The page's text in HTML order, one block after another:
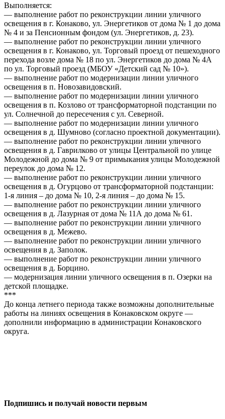
Выполняется:
— выполнение работ по реконструкции линии уличного
освещения в г. Конаково, ул. Энергетиков от дома № 1 до дома
№ 4 и за Пенсионным фондом (ул. Энергетиков, д. 23).
— выполнение работ по реконструкции линии уличного
освещения в г. Конаково, ул. Торговый проезд от пешеходного
перехода возле дома № 18 по ул. Энергетиков до дома № 4А
по ул. Торговый проезд (МБОУ «Детский сад № 10»).
— выполнение работ по модернизации линии уличного
освещения в п. Новозавидовский.
— выполнение работ по модернизации линии уличного
освещения в п. Козлово от трансформаторной подстанции по
ул. Солнечной до пересечения с ул. Северной.
— выполнение работ по модернизации линии уличного
освещения в д. Шумново (согласно проектной документации).
— выполнение работ по реконструкции линии уличного
освещения в д. Гаврилково от улицы Центральной по улице
Молодежной до дома № 9 от примыкания улицы Молодежной
переулок до дома № 12.
— выполнение работ по реконструкции линии уличного
освещения в д. Огурцово от трансформаторной подстанции:
1-я линия – до дома № 10, 2-я линия – до дома № 15.
— выполнение работ по реконструкции линии уличного
освещения в д. Лазурная от дома № 11А до дома № 61.
— выполнение работ по реконструкции линии уличного
освещения в д. Межево.
— выполнение работ по реконструкции линии уличного
освещения в д. Заполок.
— выполнение работ по реконструкции линии уличного
освещения в д. Борцино.
— модернизация линии уличного освещения в п. Озерки на
детской площадке.
***
До конца летнего периода также возможны дополнительные
работы на линиях освещения в Конаковском округе —
дополнили информацию в администрации Конаковского
округа.
Подпишись и получай новости первым